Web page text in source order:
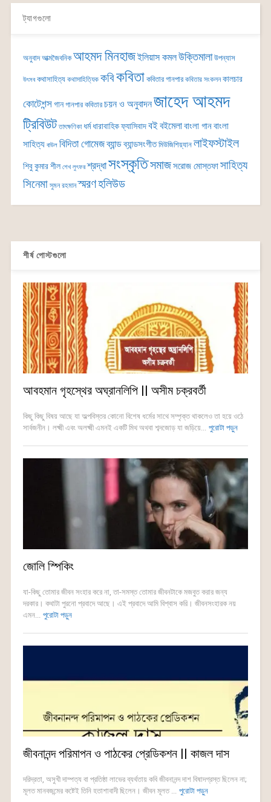
ট্যাগগুলো
অনুবাদ আত্মজৈবনিক আহমদ মিনহাজইলিয়াস কমলউক্তিমালা উপন্যাস
উৎসব কথাসাহিত্য কথাসাহিত্যিক কবিকবিতা কবিতার গানপার কবিতার সংকলন কালচার
কোটেশন্সগান গানপার কবিতার চয়ন ও অনুবাদনজাহেদ আহমদ
ট্রিবিউট তাৎক্ষণিকা ধর্ম ধারাবাহিকফ্যাসিবাদবইবইমেলাবাংলা গানবাংলা
সাহিত্য বাউল বিদিতা গোমেজব্যান্ডব্যান্ডসংগীত মিউজিশিয়্যান লাইফস্টাইল
শিবু কুমার শীল শেখ লুৎফর শ্রদ্ধাসংস্কৃতিসমাজসরোজ মোস্তফাসাহিত্য
সিনেমা সুমন রহমান স্মরণহলিউড
শীর্ষ পোস্টগুলো
আবহমান গৃহস্থের অঘ্রানলিপি || অসীম চক্রবর্তী
কিছু কিছু বিষয় আছে যা অল্পবিস্তর কোনো বিশেষ ধর্মের সাথে সম্পৃক্ত থাকলেও তা হয়ে ওঠে
সার্বজনীন। লক্ষ্মী এবং অলক্ষ্মী এমনই একটি মিথ অথবা শব্দজোড় যা জড়িয়ে... পুরোটা পড়ুন
জোলি স্পিকিং
যা-কিছু তোমার জীবন সংহার করে না, তা-সমস্ত তোমার জীবনটাকে মজবুত করার জন্য
দরকার। কথাটা পুরনো প্রবাদে আছে। এই প্রবাদে আমি বিশ্বাস করি। জীবনসংহারক নয়
এমন... পুরোটা পড়ুন
জীবনানন্দ পরিমাপন ও পাঠকের প্রেডিকশন || কাজল দাস
দরিদ্রতা, অসুখী দাম্পত্য বা প্রতিষ্ঠা লাভের ব্যর্থতায় কবি জীবনানন্দ দাশ বিষাদগ্রস্ত ছিলেন না;
মূলত মানবজন্মের কষ্টেই তিনি হতাশাবাদী ছিলেন। জীবন মূলত ... পুরোটা পড়ুন